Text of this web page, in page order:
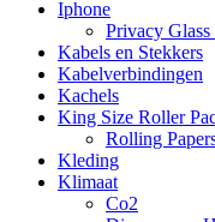
Iphone
Privacy
Kabels en Stekkers
Kabelverbindingen
Kachels
King Size Roller
Rolling
Kleding
Klimaat
Co2